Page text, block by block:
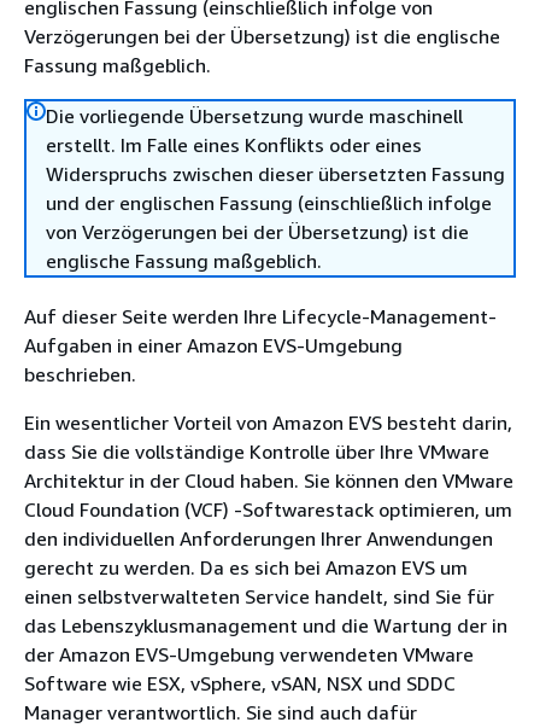
englischen Fassung (einschließlich infolge von
Verzögerungen bei der Übersetzung) ist die englische
Fassung maßgeblich.
Die vorliegende Übersetzung wurde maschinell
erstellt. Im Falle eines Konflikts oder eines
Widerspruchs zwischen dieser übersetzten Fassung
und der englischen Fassung (einschließlich infolge
von Verzögerungen bei der Übersetzung) ist die
englische Fassung maßgeblich.
Auf dieser Seite werden Ihre Lifecycle-Management-
Aufgaben in einer Amazon EVS-Umgebung
beschrieben.
Ein wesentlicher Vorteil von Amazon EVS besteht darin,
dass Sie die vollständige Kontrolle über Ihre VMware
Architektur in der Cloud haben. Sie können den VMware
Cloud Foundation (VCF) -Softwarestack optimieren, um
den individuellen Anforderungen Ihrer Anwendungen
gerecht zu werden. Da es sich bei Amazon EVS um
einen selbstverwalteten Service handelt, sind Sie für
das Lebenszyklusmanagement und die Wartung der in
der Amazon EVS-Umgebung verwendeten VMware
Software wie ESX, vSphere, vSAN, NSX und SDDC
Manager verantwortlich. Sie sind auch dafür